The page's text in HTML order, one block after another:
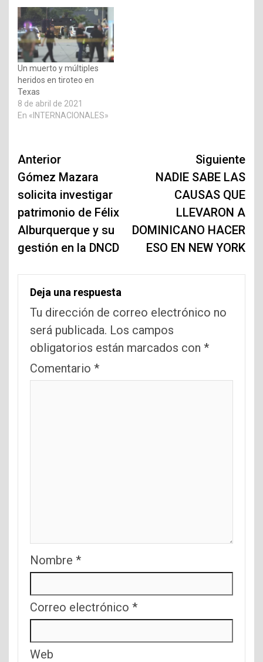
Un muerto y múltiples
heridos en tiroteo en
Texas
8 de abril de 2021
En «INTERNACIONALES»
Navegación
de
entradas
Anterior
Gómez Mazara
solicita investigar
patrimonio de Félix
Alburquerque y su
gestión en la DNCD
Siguiente
NADIE SABE LAS
CAUSAS QUE
LLEVARON A
DOMINICANO HACER
ESO EN NEW YORK
Deja una respuesta
Tu dirección de correo electrónico no
será publicada. Los campos
obligatorios están marcados con *
Comentario *
Nombre *
Correo electrónico *
Web